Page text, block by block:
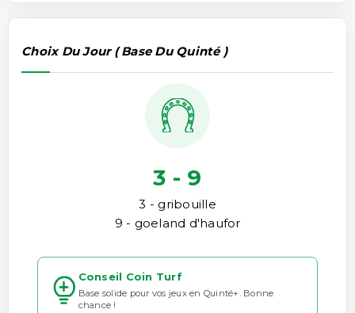
Choix Du Jour ( Base Du Quinté )
3 - 9
3 - gribouille
9 - goeland d'haufor
Conseil Coin Turf
Base solide pour vos jeux en Quinté+. Bonne
chance !